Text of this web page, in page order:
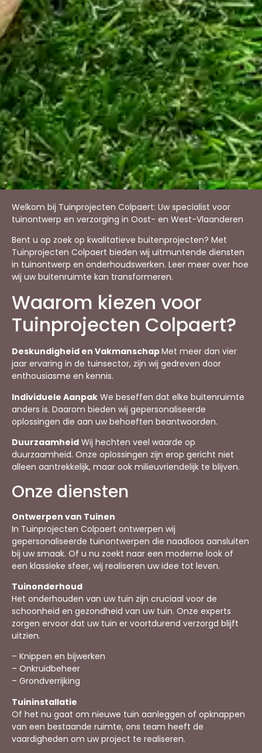
Welkom bij Tuinprojecten Colpaert: Uw specialist voor
tuinontwerp en verzorging in Oost- en West-Vlaanderen
Bent u op zoek op kwalitatieve buitenprojecten? Met
Tuinprojecten Colpaert bieden wij uitmuntende diensten
in tuinontwerp en onderhoudswerken. Leer meer over hoe
wij uw buitenruimte kan transformeren.
Waarom kiezen voor
Tuinprojecten Colpaert?
Deskundigheid en VakmanschapMet meer dan vier
jaar ervaring in de tuinsector, zijn wij gedreven door
enthousiasme en kennis.
Individuele Aanpak We beseffen dat elke buitenruimte
anders is. Daarom bieden wij gepersonaliseerde
oplossingen die aan uw behoeften beantwoorden.
Duurzaamheid Wij hechten veel waarde op
duurzaamheid. Onze oplossingen zijn erop gericht niet
alleen aantrekkelijk, maar ook milieuvriendelijk te blijven.
Onze diensten
Ontwerpen van Tuinen
In Tuinprojecten Colpaert ontwerpen wij
gepersonaliseerde tuinontwerpen die naadloos aansluiten
bij uw smaak. Of u nu zoekt naar een moderne look of
een klassieke sfeer, wij realiseren uw idee tot leven.
Tuinonderhoud
Het onderhouden van uw tuin zijn cruciaal voor de
schoonheid en gezondheid van uw tuin. Onze experts
zorgen ervoor dat uw tuin er voortdurend verzorgd blijft
uitzien.
– Knippen en bijwerken
– Onkruidbeheer
– Grondverrijking
Tuininstallatie
Of het nu gaat om nieuwe tuin aanleggen of opknappen
van een bestaande ruimte, ons team heeft de
vaardigheden om uw project te realiseren.